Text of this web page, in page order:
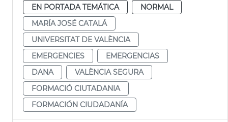
EN PORTADA TEMÁTICA
NORMAL
MARÍA JOSÉ CATALÁ
UNIVERSITAT DE VALÈNCIA
EMERGENCIES
EMERGENCIAS
DANA
VALÈNCIA SEGURA
FORMACIÓ CIUTADANIA
FORMACIÓN CIUDADANÍA